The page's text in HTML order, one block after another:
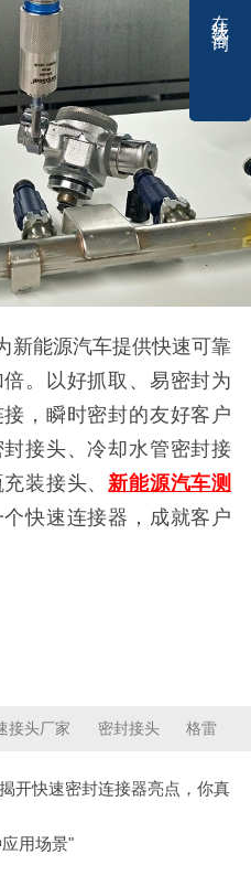
新能源汽车提供快速可靠
。以好抓取、易密封为
，瞬时密封的友好客户
接头、冷却水管密封接
装接头、新能源汽车测
快速连接器，成就客户
接头厂家 密封接头 格雷
开快速密封连接器亮点，你真
用场景"
在线咨询